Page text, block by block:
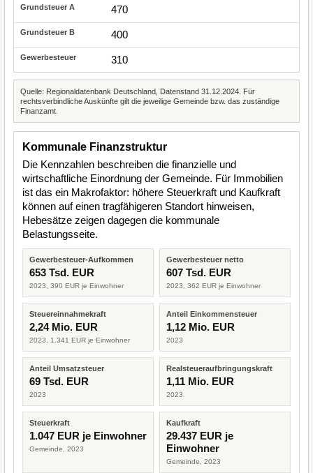
470
400
310
Quelle: Regionaldatenbank Deutschland, Datenstand 31.12.2024. Für
rechtsverbindliche Auskünfte gilt die jeweilige Gemeinde bzw. das zuständige
Finanzamt.
Kommunale Finanzstruktur
Die Kennzahlen beschreiben die finanzielle und
wirtschaftliche Einordnung der Gemeinde. Für Immobilien
ist das ein Makrofaktor: höhere Steuerkraft und Kaufkraft
können auf einen tragfähigeren Standort hinweisen,
Hebesätze zeigen dagegen die kommunale
Belastungsseite.
Gewerbesteuer-Aufkommen
653 Tsd. EUR
2023, 390 EUR je Einwohner
Gewerbesteuer netto
607 Tsd. EUR
2023, 362 EUR je Einwohner
Steuereinnahmekraft
2,24 Mio. EUR
2023, 1.341 EUR je Einwohner
Anteil Einkommensteuer
1,12 Mio. EUR
2023
Anteil Umsatzsteuer
69 Tsd. EUR
2023
Realsteueraufbringungskraft
1,11 Mio. EUR
2023
Steuerkraft
1.047 EUR je Einwohner
Gemeinde, 2023
Kaufkraft
29.437 EUR je
Einwohner
Gemeinde, 2023